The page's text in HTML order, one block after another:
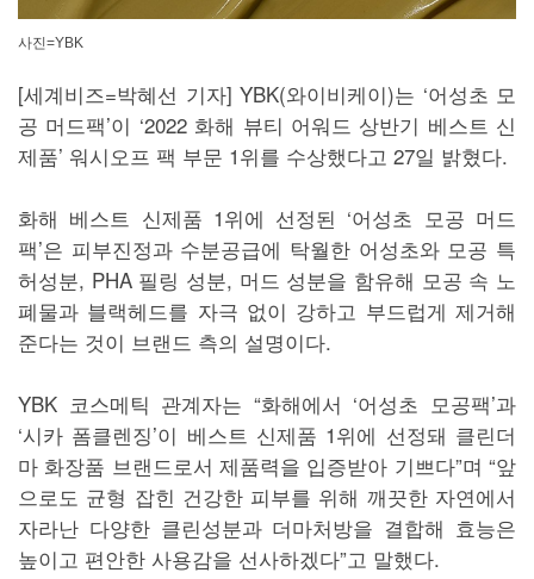
사진=YBK
[세계비즈=박혜선 기자] YBK(와이비케이)는 ‘어성초 모
공 머드팩’이 ‘2022 화해 뷰티 어워드 상반기 베스트 신
제품’ 워시오프 팩 부문 1위를 수상했다고 27일 밝혔다.
화해 베스트 신제품 1위에 선정된 ‘어성초 모공 머드
팩’은 피부진정과 수분공급에 탁월한 어성초와 모공 특
허성분, PHA 필링 성분, 머드 성분을 함유해 모공 속 노
폐물과 블랙헤드를 자극 없이 강하고 부드럽게 제거해
준다는 것이 브랜드 측의 설명이다.
YBK 코스메틱 관계자는 “화해에서 ‘어성초 모공팩’과
‘시카 폼클렌징’이 베스트 신제품 1위에 선정돼 클린더
마 화장품 브랜드로서 제품력을 입증받아 기쁘다”며 “앞
으로도 균형 잡힌 건강한 피부를 위해 깨끗한 자연에서
자라난 다양한 클린성분과 더마처방을 결합해 효능은
높이고 편안한 사용감을 선사하겠다”고 말했다.